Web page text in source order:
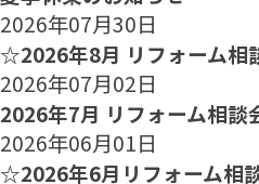
2026年07月30日
☆2026年8月 リフォーム相
2026年07月02日
2026年7月 リフォーム相談
2026年06月01日
☆2026年6月リフォーム相